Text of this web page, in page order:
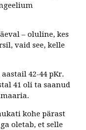
– oluline, kes
vaid see, kelle
42-44 pKr.
41 oli ta saanud
kohe pärast
oletab, et selle